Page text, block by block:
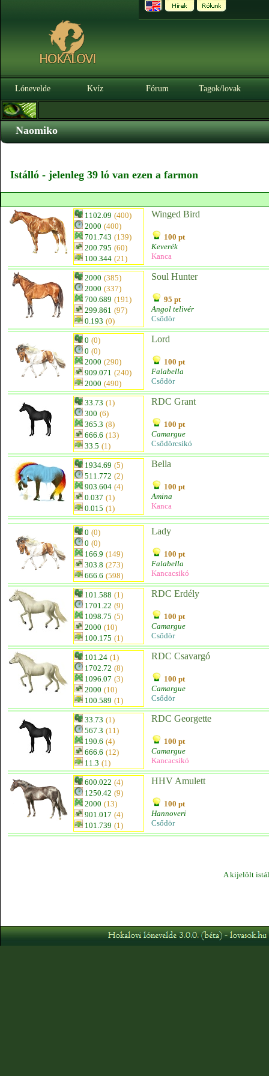
Lónevelde Kvíz Fórum Tagok/lovak
Naomiko
Istálló - jelenleg 39 ló van ezen a farmon
1102.09 (400)
2000 (400)
701.743 (139)
200.795 (60)
100.344 (21)
Winged Bird
100 pt
Keverék
Kanca
2000 (385)
2000 (337)
700.689 (191)
299.861 (97)
0.193 (0)
Soul Hunter
95 pt
Angol telivér
Csődör
0 (0)
0 (0)
2000 (290)
909.071 (240)
2000 (490)
Lord
100 pt
Falabella
Csődör
33.73 (1)
300 (6)
365.3 (8)
666.6 (13)
33.5 (1)
RDC Grant
100 pt
Camargue
Csődörcsikó
1934.69 (5)
511.772 (2)
903.604 (4)
0.037 (1)
0.015 (1)
Bella
100 pt
Amina
Kanca
0 (0)
0 (0)
166.9 (149)
303.8 (273)
666.6 (598)
Lady
100 pt
Falabella
Kancacsikó
101.588 (1)
1701.22 (9)
1098.75 (5)
2000 (10)
100.175 (1)
RDC Erdély
100 pt
Camargue
Csődör
101.24 (1)
1702.72 (8)
1096.07 (3)
2000 (10)
100.589 (1)
RDC Csavargó
100 pt
Camargue
Csődör
33.73 (1)
567.3 (11)
190.6 (4)
666.6 (12)
11.3 (1)
RDC Georgette
100 pt
Camargue
Kancacsikó
600.022 (4)
1250.42 (9)
2000 (13)
901.017 (4)
101.739 (1)
HHV Amulett
100 pt
Hannoveri
Csődör
A kijelölt